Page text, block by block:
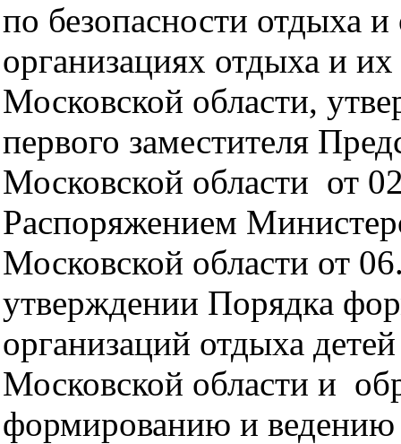
по безопасности отдыха
организациях отдыха и
Московской области,
первого заместителя
Московской области от
Распоряжением
Московской области от
утверждении Порядка
организаций отдыха
Московской области и
формированию и ведению